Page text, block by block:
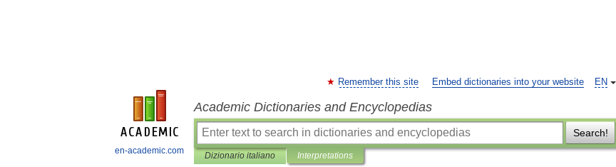
en-academic.com
EN
Remember this site Embed dictionaries into your website
Academic Dictionaries and Encyclopedias
Search!
Dizionario italiano Interpretations